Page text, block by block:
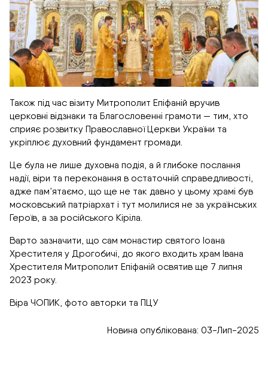
Також під час візиту Митрополит Епіфаній вручив
церковні відзнаки та Благословенні грамоти — тим, хто
сприяє розвитку Православної Церкви України та
укріплює духовний фундамент громади.
Це була не лише духовна подія, а й глибоке послання
надії, віри та переконання в остаточній справедливості,
адже пам’ятаємо, що ще не так давно у цьому храмі був
московський патріархат і тут молилися не за українських
Героїв, а за російського Кіріла.
Варто зазначити, що сам монастир святого Іоана
Хрестителя у Дрогобичі, до якого входить храм Івана
Хрестителя Митрополит Епіфаній освятив ще 7 липня
2023 року.
Віра ЧОПИК, фото авторки та ПЦУ
Новина опублікована: 03-Лип-2025